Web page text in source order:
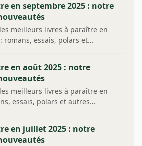
en septembre 2025 : notre
meilleurs livres à paraître en
romans, essais, polars et…
en août 2025 : notre
meilleurs livres à paraître en
essais, polars et autres…
en juillet 2025 : notre